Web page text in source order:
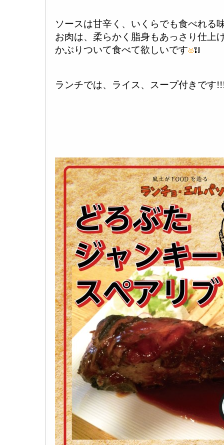
ソースは甘辛く、いくらでも食べれる
お肉は、柔らかく脂身もあっさり仕上
かぶりついて食べて欲しいです
ランチでは、ライス、スープ付きです